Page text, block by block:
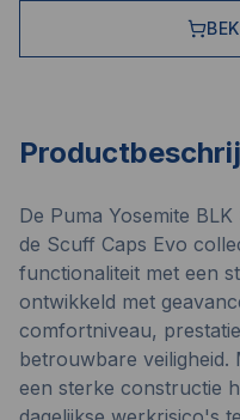
De Puma Yosemite
de Scuff Caps Evo
functionaliteit met een
ontwikkeld met
comfortniveau,
betrouwbare veiligheid.
een sterke constructie